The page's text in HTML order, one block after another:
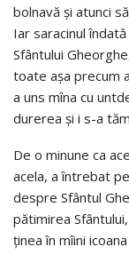
bolnavă şi atunci
Iar saracinul
Sfântului
toate aşa precum
a uns mîna cu
durerea şi i s-a
De o minune ca
acela, a întrebat
despre Sfântul
pătimirea
ţinea în mîini